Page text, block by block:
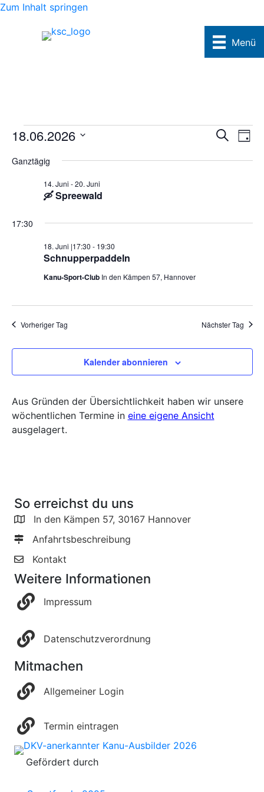
Zum Inhalt springen
Menü
Termine
für
Juni
2026
SucheTag
18.06.2026
wählen.
Ganztägig
🛶 Spreewald
14. Juni -20. Juni
17:30
Schnupperpaddeln
18. Juni |17:30 - 19:30
Kanu-Sport-Club In den Kämpen 57, Hannover
Vorheriger Tag Nächster Tag
Kalender abonnieren
Aus Gründen der Übersichtlichkeit haben wir unsere
wöchentlichen Termine in eine eigene Ansicht
ausgelagert.
So erreichst du uns
In den Kämpen 57, 30167 Hannover
Anfahrtsbeschreibung
Kontakt
Weitere Informationen
Impressum
Datenschutzverordnung
Mitmachen
Allgemeiner Login
Termin eintragen
Gefördert durch